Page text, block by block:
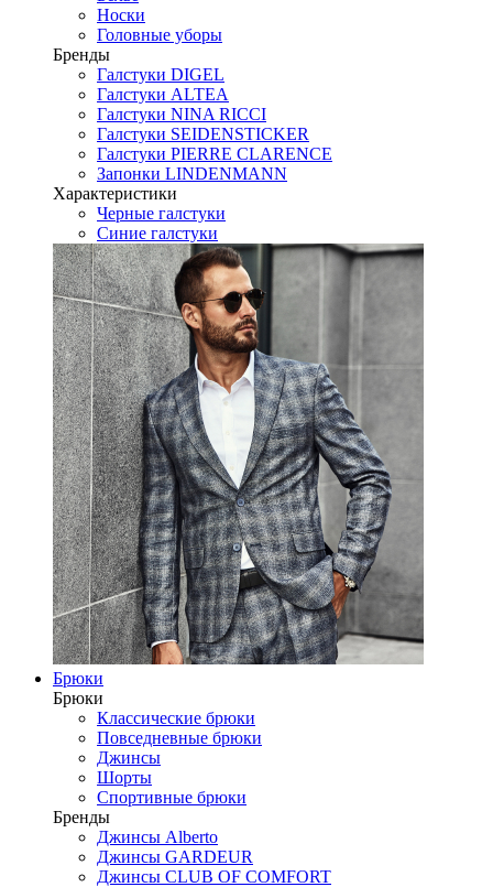
Носки
Головные уборы
Бренды
Галстуки DIGEL
Галстуки ALTEA
Галстуки NINA RICCI
Галстуки SEIDENSTICKER
Галстуки PIERRE CLARENCE
Запонки LINDENMANN
Характеристики
Черные галстуки
Синие галстуки
Брюки
Брюки
Классические брюки
Повседневные брюки
Джинсы
Шорты
Спортивные брюки
Бренды
Джинсы Alberto
Джинсы GARDEUR
Джинсы CLUB OF COMFORT